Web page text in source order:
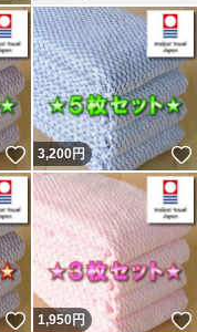
いいね！
3,200円
いいね！
1,950円